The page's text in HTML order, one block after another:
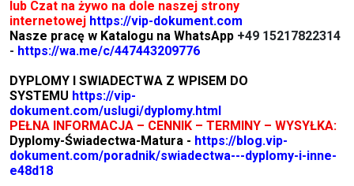
lub Czat na żywo na dole naszej strony
internetowej https://vip-dokument.com
Nasze pracę w Katalogu na WhatsApp +49 15217822314
- https://wa.me/c/447443209776
DYPLOMY I SWIADECTWA Z WPISEM DO
SYSTEMU https://vip-
dokument.com/uslugi/dyplomy.html
PEŁNA INFORMACJA – CENNIK – TERMINY – WYSYŁKA:
Dyplomy-Świadectwa-Matura - https://blog.vip-
dokument.com/poradnik/swiadectwa---dyplomy-i-inne-
e48d18